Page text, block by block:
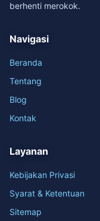
berhenti merokok.
Navigasi
Beranda
Tentang
Blog
Kontak
Layanan
Kebijakan Privasi
Syarat & Ketentuan
Sitemap